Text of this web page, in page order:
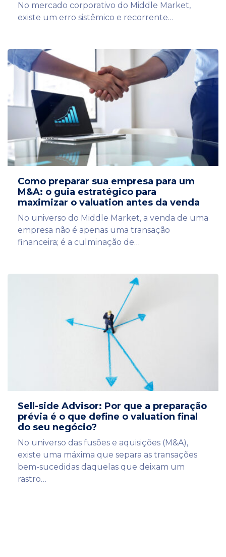
No mercado corporativo do Middle Market,
existe um erro sistêmico e recorrente…
Como preparar sua empresa para um
M&A: o guia estratégico para
maximizar o valuation antes da venda
No universo do Middle Market, a venda de uma
empresa não é apenas uma transação
financeira; é a culminação de…
Sell-side Advisor: Por que a preparação
prévia é o que define o valuation final
do seu negócio?
No universo das fusões e aquisições (M&A),
existe uma máxima que separa as transações
bem-sucedidas daquelas que deixam um
rastro…